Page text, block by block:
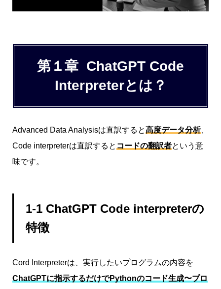
第１章 ChatGPT Code
Interpreterとは？
Advanced Data Analysisは直訳すると高度データ分析、
Code interpreterは直訳すると コードの翻訳者という意
味です。
1-1 ChatGPT Code interpreterの
特徴
Cord Interpreterは、実行したいプログラムの内容を
ChatGPTに指示するだけでPythonのコード生成〜プロ